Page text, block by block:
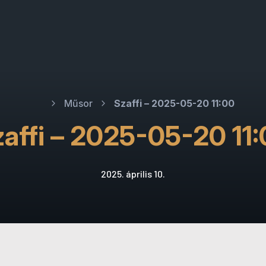
Műsor Szaffi – 2025-05-20 11:00
– 2025-05-20
2025. április 10.